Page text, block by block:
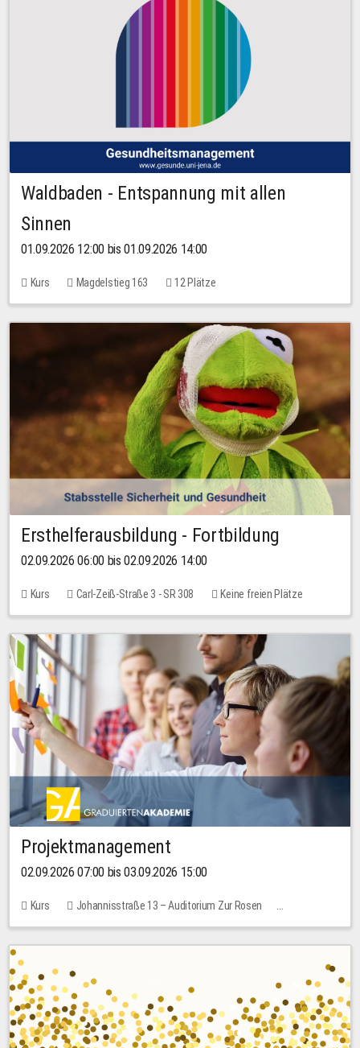
Waldbaden - Entspannung mit allen
Sinnen
01.09.2026 12:00 bis 01.09.2026 14:00
Kurs Magdelstieg 163 12 Plätze
Ersthelferausbildung - Fortbildung
02.09.2026 06:00 bis 02.09.2026 14:00
Kurs Carl-Zeiß-Straße 3 - SR 308 Keine freien Plätze
Projektmanagement
02.09.2026 07:00 bis 03.09.2026 15:00
Kurs
Johannisstraße 13 – Auditorium Zur Rosen
Keine freien Plätze
30,00 EUR